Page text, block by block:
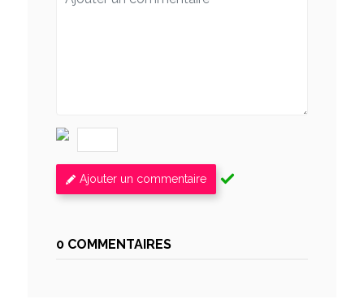
Ajouter un commentaire
0 COMMENTAIRES